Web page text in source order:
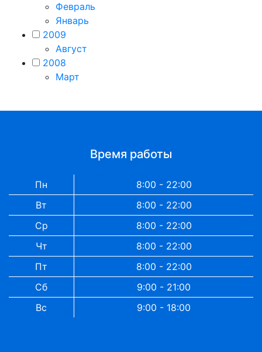
Февраль
Январь
2009
Август
2008
Март
Время работы
Пн
8:00 - 22:00
Вт
8:00 - 22:00
Ср
8:00 - 22:00
Чт
8:00 - 22:00
Пт
8:00 - 22:00
Сб
9:00 - 21:00
Вс
9:00 - 18:00